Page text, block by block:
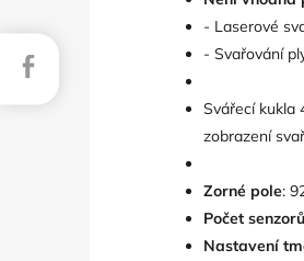
- Laserové
- Svařování
Svářecí kukla
zobrazení
Zorné pole:
Počet
Nastavení